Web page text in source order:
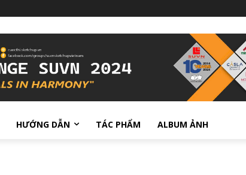
HƯỚNG DẪN TÁC PHẨM ALBUM ẢNH